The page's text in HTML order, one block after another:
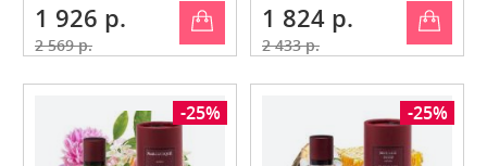
1 926 р.
2 569 р.
1 824 р.
2 433 р.
-25% -25%